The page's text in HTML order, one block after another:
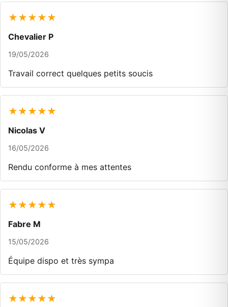
★★★★★
Chevalier P
19/05/2026
Travail correct quelques petits soucis
★★★★★
Nicolas V
16/05/2026
Rendu conforme à mes attentes
★★★★★
Fabre M
15/05/2026
Équipe dispo et très sympa
★★★★★